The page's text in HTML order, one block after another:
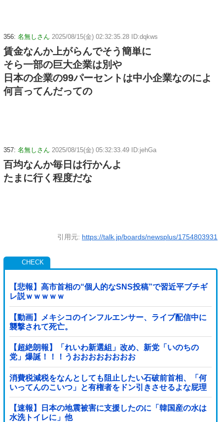
356: 名無しさん 2025/08/15(金) 02:32:35.28 ID:dqkws
賃金なんか上がらんでそう簡単に
そら一部の巨大企業は別や
日本の企業の99パーセントは中小企業なのによ
何言ってんだっての
357: 名無しさん 2025/08/15(金) 05:32:33.49 ID:jehGa
百均なんか毎日は行かんよ
たまに行く程度だな
引用元: https://talk.jp/boards/newsplus/1754803931
【悲報】高市首相の“個人的なSNS投稿”で習近平ブチギ
レ説ｗｗｗｗｗ
【動画】メキシコのインフルエンサー、ライブ配信中に
襲撃されて死亡。
【超絶朗報】「れいわ新選組」改め、新党「いのちの
党」爆誕！！！うおおおおおおおお
消費税減税をなんとしても阻止したい石破前首相、「何
いってんのこいつ」と有権者をドン引きさせるよな屁理
屈を……
【速報】日本の地震被害に支援したのに「韓国産の水は
水洗トイレに」他